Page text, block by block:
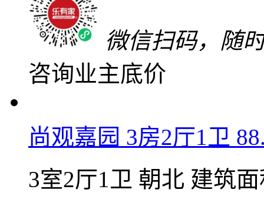
咨询业主底价